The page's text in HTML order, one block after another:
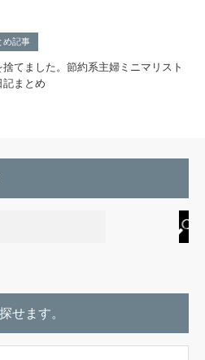
め記事
捨てました。節約系主婦ミニマリスト
記まとめ
せます。